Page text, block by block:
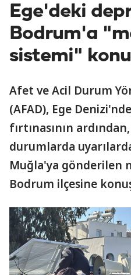
Ege'deki
Bodrum'a
sistemi"
Afet ve Acil Durum
(AFAD), Ege
fırtınasının
durumlarda
Muğla'ya gönderilen
Bodrum ilçesine